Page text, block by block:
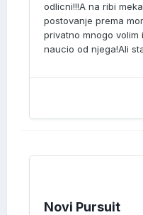
odlicni!!!A na ribi
postovanje prema
privatno mnogo volim
naucio od njega!Ali
Novi Pursuit